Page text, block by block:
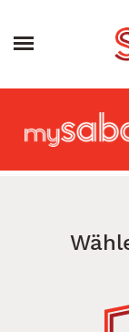
Inhalt
Main
Toggle